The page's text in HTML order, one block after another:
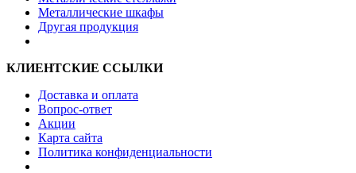
Металлические шкафы
Другая продукция
КЛИЕНТСКИЕ ССЫЛКИ
Доставка и оплата
Вопрос-ответ
Акции
Карта сайта
Политика конфиденциальности